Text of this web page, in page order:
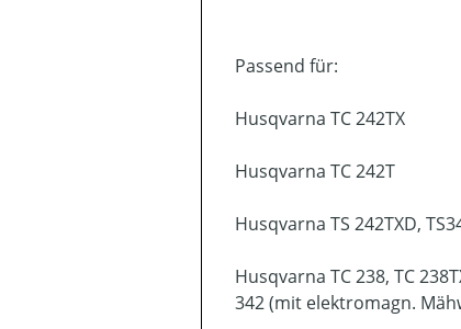
Passend für:
Husqvarna TC 242TX
Husqvarna TC 242T
Husqvarna TS 242TXD,
Husqvarna TC 238, TC
342 (mit elektromagn.